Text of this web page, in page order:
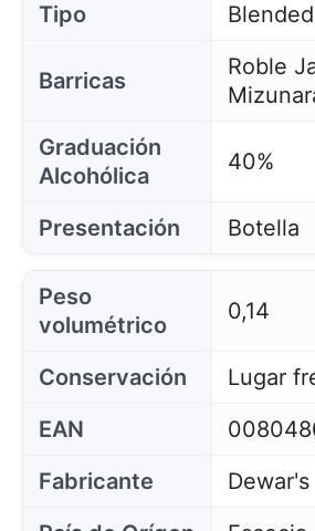
Tipo
Blended
Barricas
Roble
Graduación
Alcohólica
40%
Presentación Botella
Peso
volumétrico
0,14
Conservación
Lugar
EAN
Fabricante
Dewar's